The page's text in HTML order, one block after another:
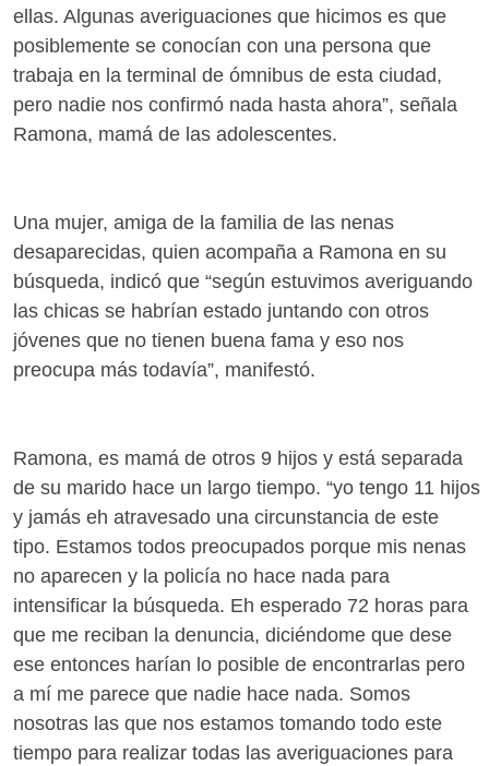
ellas. Algunas averiguaciones que hicimos es que
posiblemente se conocían con una persona que
trabaja en la terminal de ómnibus de esta ciudad,
pero nadie nos confirmó nada hasta ahora”, señala
Ramona, mamá de las adolescentes.
Una mujer, amiga de la familia de las nenas
desaparecidas, quien acompaña a Ramona en su
búsqueda, indicó que “según estuvimos averiguando
las chicas se habrían estado juntando con otros
jóvenes que no tienen buena fama y eso nos
preocupa más todavía”, manifestó.
Ramona, es mamá de otros 9 hijos y está separada
de su marido hace un largo tiempo. “yo tengo 11 hijos
y jamás eh atravesado una circunstancia de este
tipo. Estamos todos preocupados porque mis nenas
no aparecen y la policía no hace nada para
intensificar la búsqueda. Eh esperado 72 horas para
que me reciban la denuncia, diciéndome que dese
ese entonces harían lo posible de encontrarlas pero
a mí me parece que nadie hace nada. Somos
nosotras las que nos estamos tomando todo este
tiempo para realizar todas las averiguaciones para